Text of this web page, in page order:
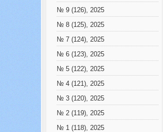
№ 9 (126), 2025
№ 8 (125), 2025
№ 7 (124), 2025
№ 6 (123), 2025
№ 5 (122), 2025
№ 4 (121), 2025
№ 3 (120), 2025
№ 2 (119), 2025
№ 1 (118), 2025